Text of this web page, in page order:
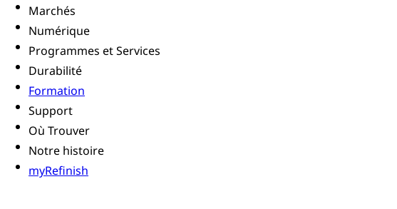
Marchés
Numérique
Programmes et Services
Durabilité
Formation
Support
Où Trouver
Notre histoire
myRefinish